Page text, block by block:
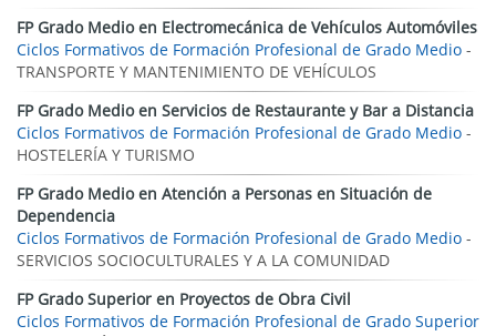
FP Grado Medio en Electromecánica de Vehículos Automóviles
Ciclos Formativos de Formación Profesional de Grado Medio -
TRANSPORTE Y MANTENIMIENTO DE VEHÍCULOS
FP Grado Medio en Servicios de Restaurante y Bar a Distancia
Ciclos Formativos de Formación Profesional de Grado Medio -
HOSTELERÍA Y TURISMO
FP Grado Medio en Atención a Personas en Situación de
Dependencia
Ciclos Formativos de Formación Profesional de Grado Medio -
SERVICIOS SOCIOCULTURALES Y A LA COMUNIDAD
FP Grado Superior en Proyectos de Obra Civil
Ciclos Formativos de Formación Profesional de Grado Superior